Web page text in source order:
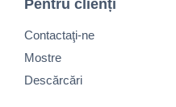
Pentru cliențí
Contactaţi-ne
Mostre
Descărcări